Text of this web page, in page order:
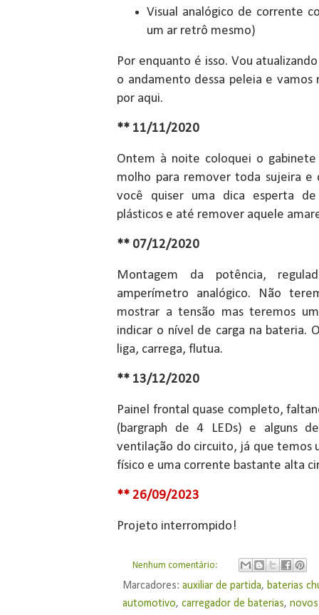
Visual analógico de corrente
um ar retrô mesmo)
Por enquanto é isso. Vou
o andamento dessa peleia e vamos
por aqui.
** 11/11/2020
Ontem à noite coloquei o
molho para remover toda sujeira e
você quiser uma dica esperta
plásticos e até remover aquele
** 07/12/2020
Montagem da potência,
amperímetro analógico. Não
mostrar a tensão mas teremos
indicar o nível de carga na bateria.
liga, carrega, flutua.
** 13/12/2020
Painel frontal quase completo,
(bargraph de 4 LEDs) e alguns
ventilação do circuito, já que temos
físico e uma corrente bastante alta
** 26/09/2023
Projeto interrompido!
Nenhum comentário:
Marcadores:auxiliar de partida,baterias
automotivo,carregador de baterias,